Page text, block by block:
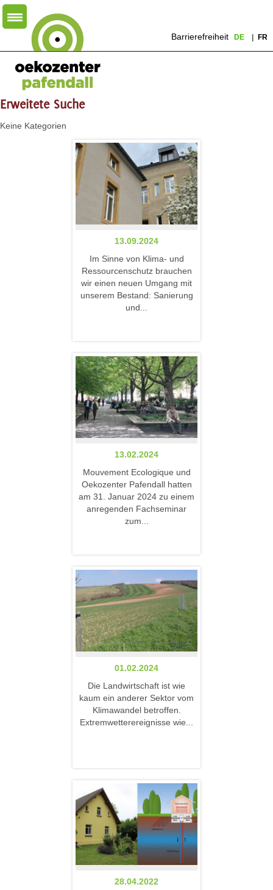
Barrierefreiheit DE FR
Erweitete Suche
Keine Kategorien
13.09.2024
Im Sinne von Klima- und
Ressourcenschutz brauchen
wir einen neuen Umgang mit
unserem Bestand: Sanierung
und...
13.02.2024
Mouvement Ecologique und
Oekozenter Pafendall hatten
am 31. Januar 2024 zu einem
anregenden Fachseminar
zum...
01.02.2024
Die Landwirtschaft ist wie
kaum ein anderer Sektor vom
Klimawandel betroffen.
Extremwetterereignisse wie...
28.04.2022